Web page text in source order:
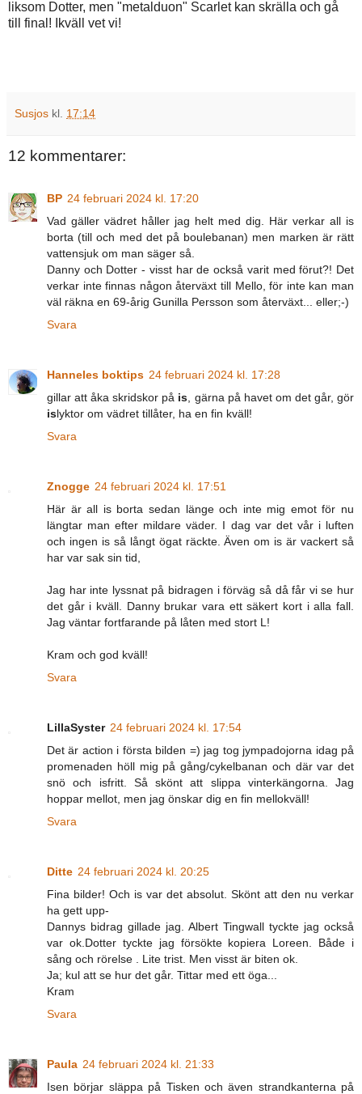
liksom Dotter, men "metalduon" Scarlet kan skrälla och gå
till final! Ikväll vet vi!
Susjos kl. 17:14
12 kommentarer:
BP 24 februari 2024 kl. 17:20
Vad gäller vädret håller jag helt med dig. Här verkar all is
borta (till och med det på boulebanan) men marken är rätt
vattensjuk om man säger så.
Danny och Dotter - visst har de också varit med förut?! Det
verkar inte finnas någon återväxt till Mello, för inte kan man
väl räkna en 69-årig Gunilla Persson som återväxt... eller;-)
Svara
Hanneles boktips 24 februari 2024 kl. 17:28
gillar att åka skridskor på is , gärna på havet om det går, gör
islyktor om vädret tillåter, ha en fin kväll!
Svara
Znogge 24 februari 2024 kl. 17:51
Här är all is borta sedan länge och inte mig emot för nu
längtar man efter mildare väder. I dag var det vår i luften
och ingen is så långt ögat räckte. Även om is är vackert så
har var sak sin tid,
Jag har inte lyssnat på bidragen i förväg så då får vi se hur
det går i kväll. Danny brukar vara ett säkert kort i alla fall.
Jag väntar fortfarande på låten med stort L!
Kram och god kväll!
Svara
LillaSyster 24 februari 2024 kl. 17:54
Det är action i första bilden =) jag tog jympadojorna idag på
promenaden höll mig på gång/cykelbanan och där var det
snö och isfritt. Så skönt att slippa vinterkängorna. Jag
hoppar mellot, men jag önskar dig en fin mellokväll!
Svara
Ditte 24 februari 2024 kl. 20:25
Fina bilder! Och is var det absolut. Skönt att den nu verkar
ha gett upp-
Dannys bidrag gillade jag. Albert Tingwall tyckte jag också
var ok.Dotter tyckte jag försökte kopiera Loreen. Både i
sång och rörelse . Lite trist. Men visst är biten ok.
Ja; kul att se hur det går. Tittar med ett öga...
Kram
Svara
Paula 24 februari 2024 kl. 21:33
Isen börjar släppa på Tisken och även strandkanterna på